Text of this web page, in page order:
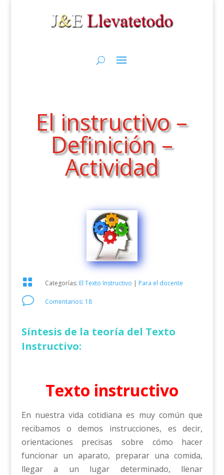
El instructivo –
Definición –
Actividad
 Categorías: El Texto Instructivo | Para el docente
v Comentarios: 18
Síntesis de la teoría del Texto
Instructivo:
Texto instructivo
En nuestra vida cotidiana es muy común que
recibamos o demos instrucciones, es decir,
orientaciones precisas sobre cómo hacer
funcionar un aparato, preparar una comida,
llegar a un lugar determinado, llenar